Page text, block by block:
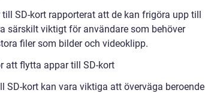
SD-kort rapporterat att de kan frigöra upp till
särskilt viktigt för användare som behöver
filer som bilder och videoklipp.
att flytta appar till SD-kort
kort kan vara viktiga att överväga beroende